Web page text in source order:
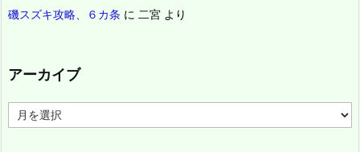
磯スズキ攻略、６カ条 に 二宮 より
アーカイブ
ー